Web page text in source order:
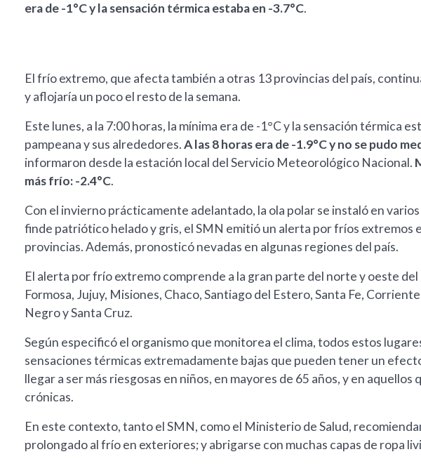
era de -1°C y la sensación térmica estaba en -3.7°C.
El frío extremo, que afecta también a otras 13 provincias del país,
y aflojaría un poco el resto de la semana.
Este lunes, a la 7:00 horas, la mínima era de -1°C y la sensación térmica
pampeana y sus alrededores.A las 8 horas era de -1.9°C y no se pudo
informaron desde la estación local del Servicio Meteorológico Nacional.
más frío: -2.4°C.
Con el invierno prácticamente adelantado, la ola polar se instaló en
finde patriótico helado y gris, el SMN emitió un alerta por fríos extremos
provincias. Además, pronosticó nevadas en algunas regiones del país.
El alerta por frío extremo comprende a la gran parte del norte y oeste
Formosa, Jujuy, Misiones, Chaco, Santiago del Estero, Santa Fe,
Negro y Santa Cruz.
Según especificó el organismo que monitorea el clima, todos estos
sensaciones térmicas extremadamente bajas que pueden tener un
llegar a ser más riesgosas en niños, en mayores de 65 años, y en
crónicas.
En este contexto, tanto el SMN, como el Ministerio de Salud,
prolongado al frío en exteriores; y abrigarse con muchas capas de ropa